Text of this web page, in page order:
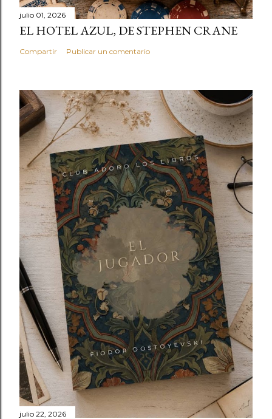
julio 01, 2026
EL HOTEL AZUL, DE STEPHEN CRANE
Compartir Publicar un comentario
julio 22, 2026